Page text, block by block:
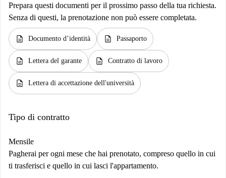
Prepara questi documenti per il prossimo passo della tua richiesta.
Senza di questi, la prenotazione non può essere completata.
description Documento d’identità description Passaporto
description Lettera del garante description Contratto di lavoro
description Lettera di accettazione dell'università
Tipo di contratto
Mensile
Pagherai per ogni mese che hai prenotato, compreso quello in cui
ti trasferisci e quello in cui lasci l'appartamento.